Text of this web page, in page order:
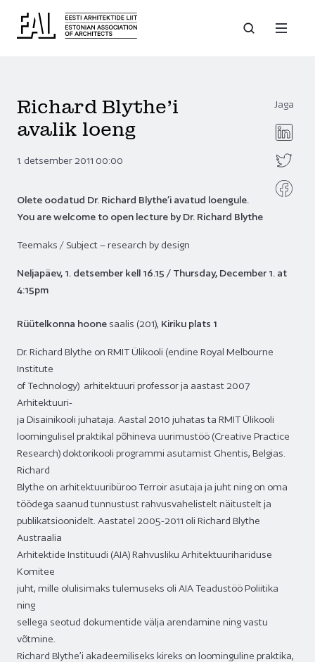
Jaga
Richard Blythe’i
avalik loeng
1. detsember 2011 00:00
Olete oodatud Dr. Richard Blythe’i avatud loengule.
You are welcome to open lecture by Dr. Richard Blythe
Teemaks / Subject – research by design
Neljapäev, 1. detsember kell 16.15 / Thursday, December 1. at
4:15pm
Rüütelkonna hoone saalis (201), Kiriku plats 1
Dr. Richard Blythe on RMIT Ülikooli (endine Royal Melbourne
Institute
of Technology) arhitektuuri professor ja aastast 2007
Arhitektuuri-
ja Disainikooli juhataja. Aastal 2010 juhatas ta RMIT Ülikooli
loomingulisel praktikal põhineva uurimustöö (Creative Practice
Research) doktorikooli programmi asutamist Ghentis, Belgias.
Richard
Blythe on arhitektuuribüroo Terroir asutaja ja juht ning on oma
töödega saanud tunnustust rahvusvahelistelt näitustelt ja
publikatsioonidelt. Aastatel 2005-2011 oli Richard Blythe
Austraalia
Arhitektide Instituudi (AIA) Rahvusliku Arhitektuurihariduse
Komitee
juht, mille olulisimaks tulemuseks oli AIA Teadustöö Poliitika
ning
sellega seotud dokumentide välja arendamine ning vastu
võtmine.
Richard Blythe’i akadeemiliseks kireks on loominguline praktika,